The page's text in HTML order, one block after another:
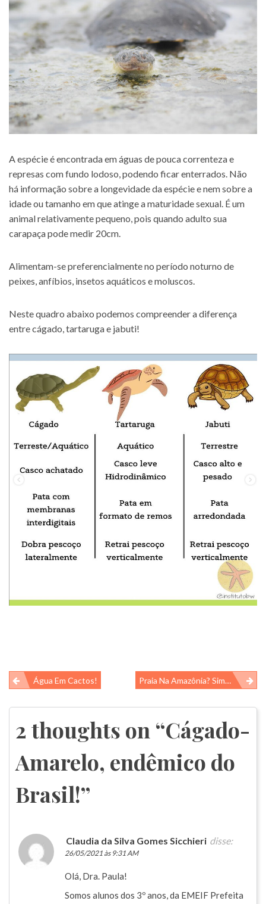
A espécie é encontrada em águas de pouca correnteza e
represas com fundo lodoso, podendo ficar enterrados. Não
há informação sobre a longevidade da espécie e nem sobre a
idade ou tamanho em que atinge a maturidade sexual. É um
animal relativamente pequeno, pois quando adulto sua
carapaça pode medir 20cm.
Alimentam-se preferencialmente no período noturno de
peixes, anfíbios, insetos aquáticos e moluscos.
Neste quadro abaixo podemos compreender a diferença
entre cágado, tartaruga e jabuti!
Navegação
de
Post
Água Em Cactos! Praia Na Amazônia? Sim, Vamos Lá?
2 thoughts on “Cágado-
Amarelo, endêmico do
Brasil!”
Claudia da Silva Gomes Sicchieri disse:
26/05/2021 às 9:31 AM
Olá, Dra. Paula!
Somos alunos dos 3º anos, da EMEIF Prefeita